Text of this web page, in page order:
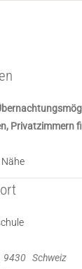
9430 Schweiz
Privatzimmern